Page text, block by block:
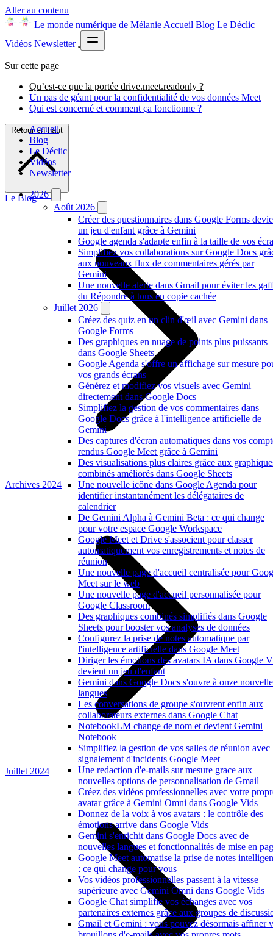
Aller au contenu
Le monde numérique de Mélanie Accueil Blog Le Déclic
Vidéos Newsletter
Accueil
Blog
Le Déclic
Vidéos
Newsletter
2026
Août 2026
Créer des questionnaires dans Google Forms
un jeu d'enfant grâce à Gemini
Google agenda s'adapte enfin à la taille de vos
Simplifiez vos collaborations sur Google Docs
aux nouveaux flux de commentaires gérés par
Gemini
Une nouvelle alerte dans Gmail pour éviter les
du Répondre à tous en copie cachée
Juillet 2026
Créez des quiz en un clin d'œil avec Gemini dans
Google Forms
Des graphiques en nuage de points plus puissants
dans Google Sheets
Google Agenda s'offre un affichage sur mesure
vos grands écrans
Générez et modifiez vos visuels avec Gemini
directement dans Google Docs
Simplifiez la gestion de vos commentaires dans
Google Docs grâce à l'intelligence artificielle de
Gemini
Des captures d'écran automatiques dans vos
rendus Google Meet grâce à Gemini
Des visualisations plus claires grâce aux
combinés améliorés dans Google Sheets
Une nouvelle icône dans Google Agenda pour
identifier instantanément les délégataires de
calendrier
De Gemini Alpha à Gemini Beta : ce qui change
pour votre espace Google Workspace
Google Meet et Drive s'associent pour classer
automatiquement vos enregistrements et notes de
réunion
Une nouvelle page d'accueil centralisée pour
Meet sur le web
Une nouvelle page d'accueil personnalisée pour
Google Classroom
Des graphiques combinés simplifiés dans Google
Sheets pour booster vos analyses de données
Configurez la prise de notes automatique par
l'intelligence artificielle dans Google Meet
Diriger les émotions des avatars IA dans Google
devient un jeu d'enfant
Gemini dans Google Docs s'ouvre à onze
langues
Les conversations de groupe s'ouvrent enfin aux
collaborateurs externes dans Google Chat
NotebookLM change de nom et devient Gemini
Notebook
Simplifiez la gestion de vos salles de réunion avec
signalement d'incidents Google Meet
Une redaction d'e-mails sur mesure grace aux
nouvelles options de personnalisation de Gmail
Créez des vidéos professionnelles avec votre
avatar grâce à Gemini Omni dans Google Vids
Donnez de la voix à vos avatars : le contrôle des
émotions arrive dans Google Vids
Gemini s'enrichit dans Google Docs avec de
nouvelles langues et fonctionnalités de mise en
Google Meet automatise la prise de notes
: ce qui change pour vous
Vos vidéos professionnelles passent à la vitesse
supérieure avec Gemini Omni dans Google Vids
Google Chat simplifie vos échanges avec vos
partenaires externes grâce aux groupes de
Gmail et Gemini : vous pouvez désormais affiner
Sur cette page
Qu’est-ce que la portée drive.meet.readonly ?
Un pas de géant pour la confidentialité de vos données Meet
Qui est concerné et comment ça fonctionne ?
Retour en haut
Le Blog
Archives 2024
Juillet 2024